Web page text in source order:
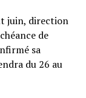
juin, direction
de
sa
du 26 au